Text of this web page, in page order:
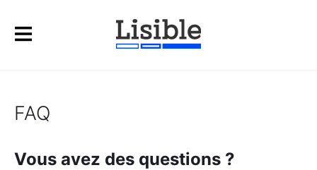
FAQ
Vous avez des questions ?